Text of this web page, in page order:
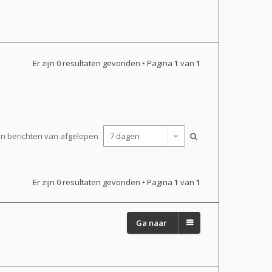
Er zijn 0 resultaten gevonden • Pagina 1 van 1
berichten van afgelopen
Er zijn 0 resultaten gevonden • Pagina 1 van 1
Ga naar